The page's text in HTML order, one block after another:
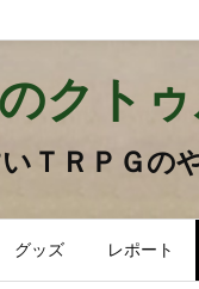
クト
ＴＲＰＧの
グッズ レポート